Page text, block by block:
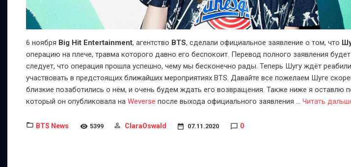
6 ноября Big Hit Entertainment, агентство BTS, сделали официальное заявление о том, что
операцию на плече, травма которого давно его беспокоит. Перевод полного заявления
следует, что операция прошла успешно, чему мы бесконечно рады. Теперь Шугу ждёт
участвовать в предстоящих ближайших мероприятиях BTS. Давайте все пожелаем Шуге
близкие позаботились о нём, и очень будем ждать его возвращения. Также ниже я оставлю
который он опубликовала на Weverse после выхода официального заявления ... Читать
BTS News 5399 ClaraOswald 07.11.2020 0